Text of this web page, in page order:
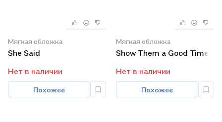
Мягкая обложка
She Said
Нет в наличии
Похожее
Мягкая обложка
Show Them a Good Time
Нет в наличии
Похожее